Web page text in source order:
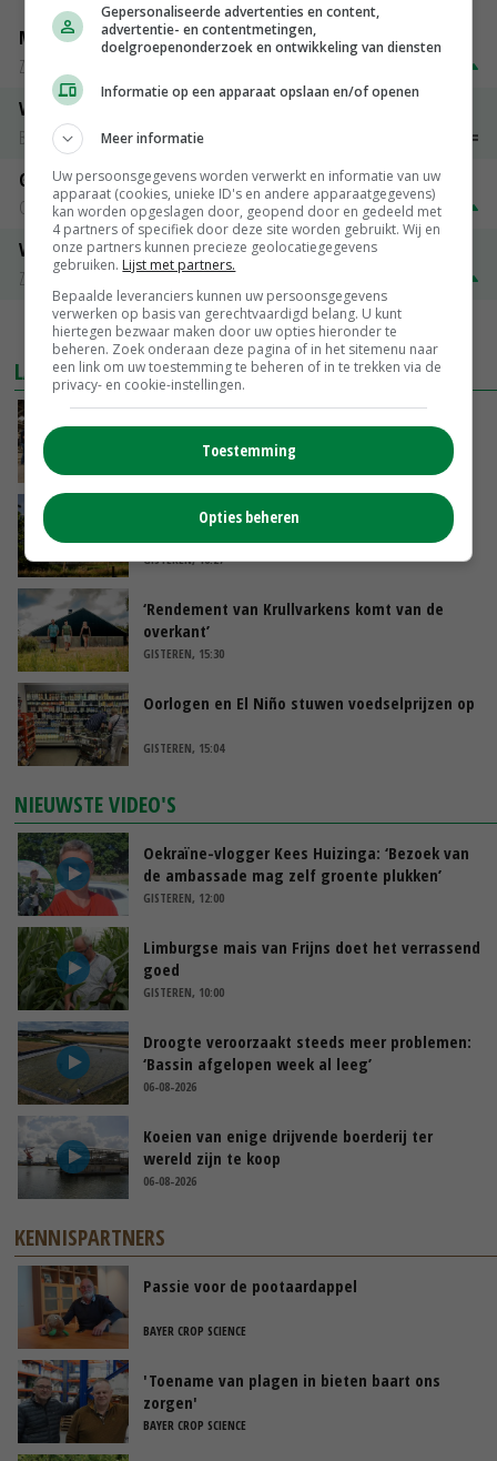
Magere melkpoeder
Zuivel NL
Vleeskuikens 2001-2600 gr
Barneveld
Gerst
Groningen
€ 197,00 € 2,00
Volle melkpoeder
Zuivel NL
MEER MARKTPRIJZEN
LAATSTE NIEUWS
boeren nu erkenning
Kamervragen over onttrekkingsverbod,
GISTEREN, 16:27
‘Rendement van Krullvarkens komt van de
overkant’
GISTEREN, 15:30
Oorlogen en El Niño stuwen voedselprijzen op
GISTEREN, 15:04
NIEUWSTE VIDEO'S
Oekraïne-vlogger Kees Huizinga: ‘Bezoek van
de ambassade mag zelf groente plukken’
GISTEREN, 12:00
Limburgse mais van Frijns doet het verrassend
goed
GISTEREN, 10:00
Droogte veroorzaakt steeds meer problemen:
‘Bassin afgelopen week al leeg’
06-08-2026
Koeien van enige drijvende boerderij ter
wereld zijn te koop
06-08-2026
KENNISPARTNERS
Passie voor de pootaardappel
BAYER CROP SCIENCE
'Toename van plagen in bieten baart ons
zorgen'
BAYER CROP SCIENCE
Gepersonaliseerde advertenties en content,
advertentie- en contentmetingen,
doelgroepenonderzoek en ontwikkeling van diensten
Informatie op een apparaat opslaan en/of openen
Meer informatie
Uw persoonsgegevens worden verwerkt en informatie van uw
apparaat (cookies, unieke ID's en andere apparaatgegevens)
kan worden opgeslagen door, geopend door en gedeeld met
4 partners of specifiek door deze site worden gebruikt. Wij en
onze partners kunnen precieze geolocatiegegevens
gebruiken. Lijst met partners.
Bepaalde leveranciers kunnen uw persoonsgegevens
verwerken op basis van gerechtvaardigd belang. U kunt
hiertegen bezwaar maken door uw opties hieronder te
beheren. Zoek onderaan deze pagina of in het sitemenu naar
een link om uw toestemming te beheren of in te trekken via de
privacy- en cookie-instellingen.
Toestemming
Opties beheren